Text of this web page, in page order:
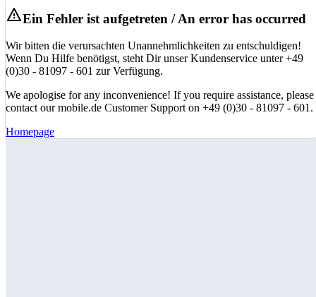
Ein Fehler ist aufgetreten / An error has occurred
Wir bitten die verursachten Unannehmlichkeiten zu entschuldigen!
Wenn Du Hilfe benötigst, steht Dir unser Kundenservice unter +49
(0)30 - 81097 - 601 zur Verfügung.
We apologise for any inconvenience! If you require assistance, please
contact our mobile.de Customer Support on +49 (0)30 - 81097 - 601.
Homepage